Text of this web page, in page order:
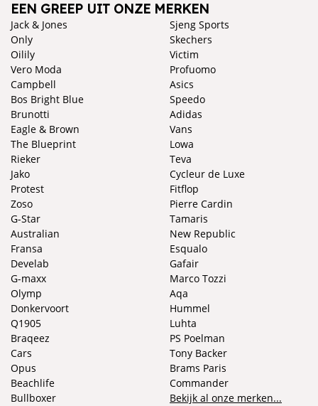
EEN GREEP UIT ONZE MERKEN
Jack & Jones
Only
Oilily
Vero Moda
Campbell
Bos Bright Blue
Brunotti
Eagle & Brown
The Blueprint
Rieker
Jako
Protest
Zoso
Sjeng Sports
Skechers
Victim
Profuomo
Asics
Speedo
Adidas
Vans
Lowa
Teva
Cycleur de Luxe
Fitflop
Pierre Cardin
G-Star
Australian
Fransa
Develab
G-maxx
Olymp
Donkervoort
Q1905
Braqeez
Cars
Opus
Beachlife
Bullboxer
Tamaris
New Republic
Esqualo
Gafair
Marco Tozzi
Aqa
Hummel
Luhta
PS Poelman
Tony Backer
Brams Paris
Commander
Bekijk al onze merken...